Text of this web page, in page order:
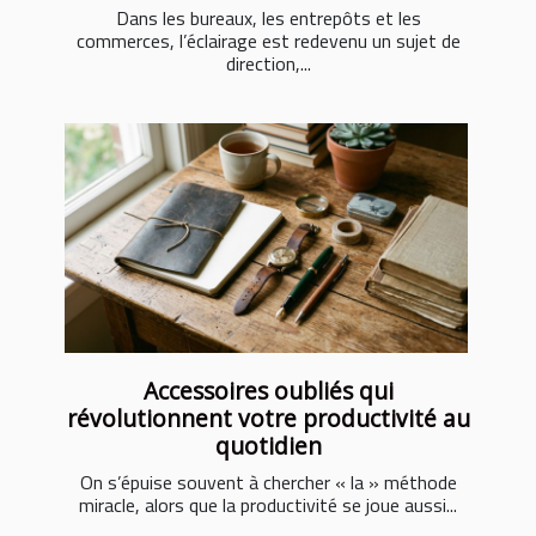
Dans les bureaux, les entrepôts et les
commerces, l’éclairage est redevenu un sujet de
direction,...
Accessoires oubliés qui
révolutionnent votre productivité au
quotidien
On s’épuise souvent à chercher « la » méthode
miracle, alors que la productivité se joue aussi...